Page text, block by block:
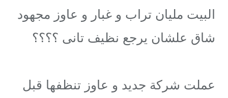
البيت مليان تراب و غبار و عاوز مجهود
شاق علشان يرجع نظيف تانى ؟؟؟؟
عملت شركة جديد و عاوز تنظفها قبل